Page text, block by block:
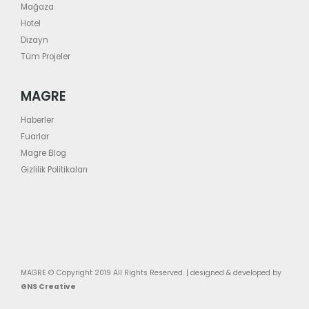
Mağaza
Hotel
Dizayn
Tüm Projeler
MAGRE
Haberler
Fuarlar
Magre Blog
Gizlilik Politikaları
MAGRE © Copyright 2019 All Rights Reserved. | designed & developed by
GNS Creative